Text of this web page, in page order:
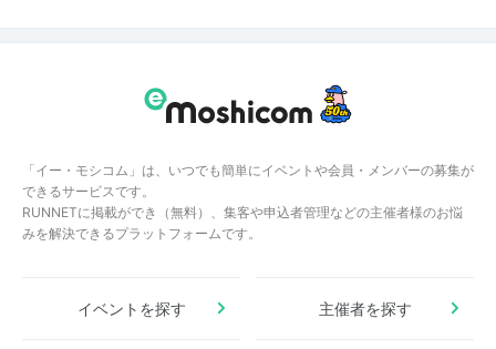
「イー・モシコム」は、いつでも簡単にイベントや会員・メンバーの募集が
できるサービスです。
RUNNETに掲載ができ（無料）、集客や申込者管理などの主催者様のお悩
みを解決できるプラットフォームです。
イベントを探す 主催者を探す